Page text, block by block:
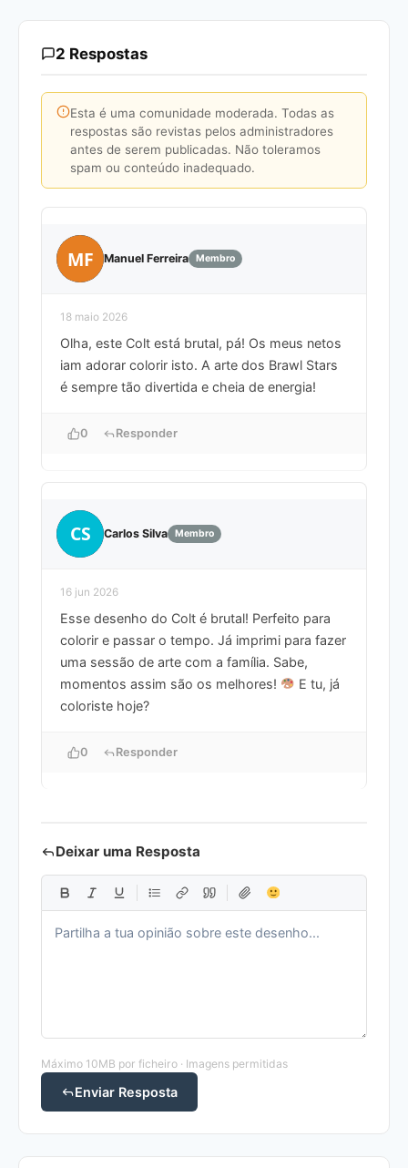
2 Respostas
Esta é uma comunidade moderada. Todas as
respostas são revistas pelos administradores
antes de serem publicadas. Não toleramos
spam ou conteúdo inadequado.
MF Manuel Ferreira Membro
18 maio 2026
Olha, este Colt está brutal, pá! Os meus netos
iam adorar colorir isto. A arte dos Brawl Stars
é sempre tão divertida e cheia de energia!
0 Responder
CS Carlos Silva Membro
16 jun 2026
Esse desenho do Colt é brutal! Perfeito para
colorir e passar o tempo. Já imprimi para fazer
uma sessão de arte com a família. Sabe,
momentos assim são os melhores!
E tu, já
coloriste hoje?
0 Responder
Deixar uma Resposta
Máximo 10MB por ficheiro · Imagens permitidas
Enviar Resposta